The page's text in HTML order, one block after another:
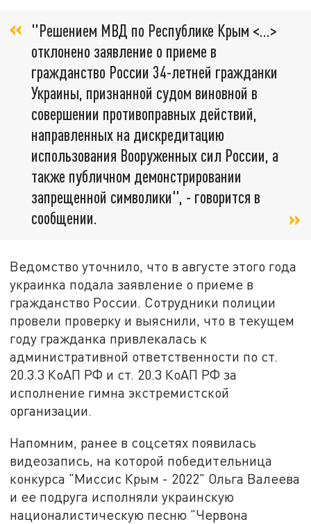
"Решением МВД по Республике Крым <...>
отклонено заявление о приеме в
гражданство России 34-летней гражданки
Украины, признанной судом виновной в
совершении противоправных действий,
направленных на дискредитацию
использования Вооруженных сил России, а
также публичном демонстрировании
запрещенной символики", - говорится в
сообщении.
Ведомство уточнило, что в августе этого года
украинка подала заявление о приеме в
гражданство России. Сотрудники полиции
провели проверку и выяснили, что в текущем
году гражданка привлекалась к
административной ответственности по ст.
20.3.3 КоАП РФ и ст. 20.3 КоАП РФ за
исполнение гимна экстремистской
организации.
Напомним, ранее в соцсетях появилась
видеозапись, на которой победительница
конкурса "Миссис Крым - 2022" Ольга Валеева
и ее подруга исполняли украинскую
националистическую песню "Червона